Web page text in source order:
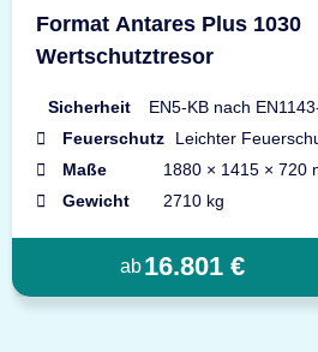
Format Antares Plus 1030
Wertschutztresor
Sicherheit
EN5-KB nach
Feuerschutz
Leichter
Maße
1880 × 1415 × 720
Gewicht
2710 kg
ab16.801 €